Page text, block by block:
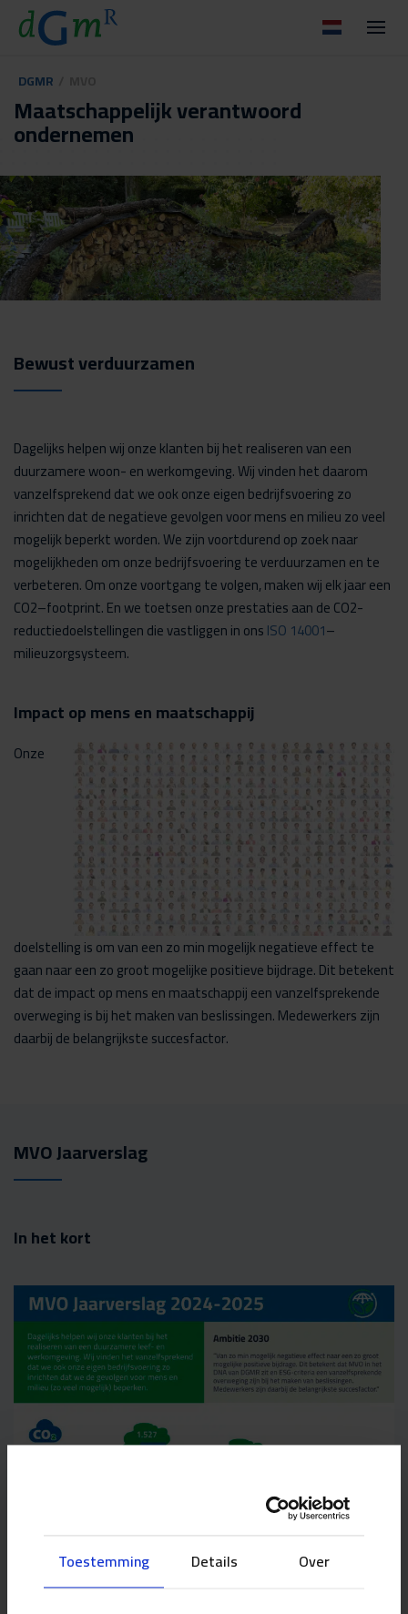
Toestemming Details Over
DGMR
Maatschappelijk verantwoord
ondernemen
Bewust verduurzamen
Dagelijks helpen wij onze klanten bij het realiseren van een
duurzamere woon- en werkomgeving. Wij vinden het daarom
vanzelfsprekend dat we ook onze eigen bedrijfsvoering zo
inrichten dat de negatieve gevolgen voor mens en milieu zo veel
mogelijk beperkt worden. We zijn voortdurend op zoek naar
mogelijkheden om onze bedrijfsvoering te verduurzamen en te
verbeteren. Om onze voortgang te volgen,maken wijelkjaar een
CO2–footprint. Enwetoetsenonze prestaties aan de CO2-
reductiedoelstellingen die vastliggen in onsISO 14001–
milieuzorgsysteem.
Impact op mens en maatschappij
Onze
doelstelling is om van een zo min mogelijk negatieve effect te
gaan naar een zo groot mogelijke positieve bijdrage. Dit betekent
dat de impact op mens en maatschappij een vanzelfsprekende
overweging is bij het maken van beslissingen. Medewerkers zijn
daarbij de belangrijkste succesfactor.
MVO Jaarverslag
In het kort